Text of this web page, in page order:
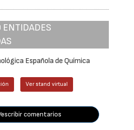
ENTIDADES
Española de Química
Ver stand virtual
comentarios